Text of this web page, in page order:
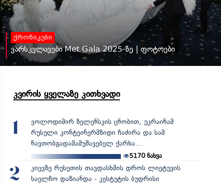
ქრონიკები
ვარსკვლავები Met Gala 2025-ზე | ფოტოები
კვირის ყველაზე კითხვადი
1
ვოლოდიმირ ზელენსკის ცნობით, უკრაინამ
რუსული კონტეინერმზიდი ჩაძირა და სამ
ნავთობგადამამუშავებელ ქარხა...
5170ნახვა
2
კიევზე რუსეთის თავდასხმის დროს ლიეტუვის
საელჩო დაზიანდა - კესტუტის ბუდრისი